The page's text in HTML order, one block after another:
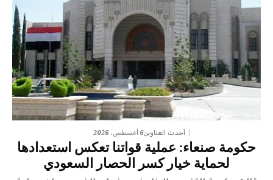
أحدث العناوين6 أغسطس، 2026
حكومة صنعاء: عملية قواتنا تعكس استعدادها
لحماية خيار كسر الحصار السعودي